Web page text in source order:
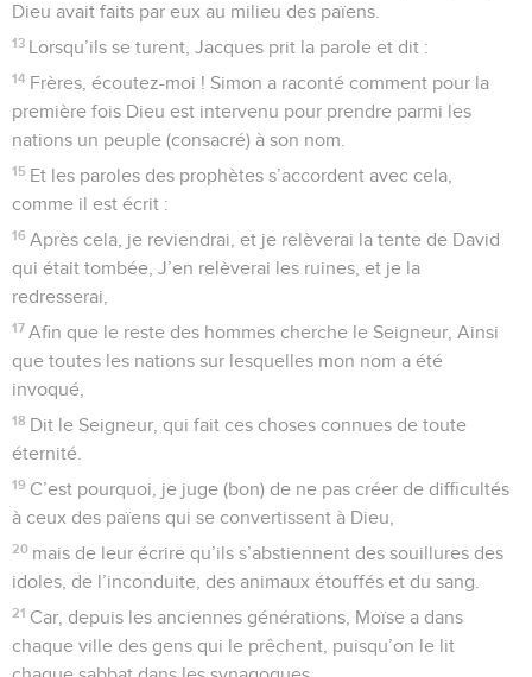
Dieu avait faits par eux au milieu des païens.
13 Lorsqu’ils se turent, Jacques prit la parole et dit :
14 Frères, écoutez-moi ! Simon a raconté comment pour la
première fois Dieu est intervenu pour prendre parmi les
nations un peuple (consacré) à son nom.
15 Et les paroles des prophètes s’accordent avec cela,
comme il est écrit :
16 Après cela, je reviendrai, et je relèverai la tente de David
qui était tombée, J’en relèverai les ruines, et je la
redresserai,
17 Afin que le reste des hommes cherche le Seigneur, Ainsi
que toutes les nations sur lesquelles mon nom a été
invoqué,
18 Dit le Seigneur, qui fait ces choses connues de toute
éternité.
19 C’est pourquoi, je juge (bon) de ne pas créer de difficultés
à ceux des païens qui se convertissent à Dieu,
20 mais de leur écrire qu’ils s’abstiennent des souillures des
idoles, de l’inconduite, des animaux étouffés et du sang.
21 Car, depuis les anciennes générations, Moïse a dans
chaque ville des gens qui le prêchent, puisqu’on le lit